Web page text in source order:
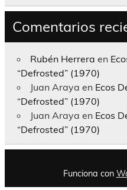
Comentarios
Rubén Herrera en
“Defrosted” (1970)
Juan Araya en Ecos
“Defrosted” (1970)
Juan Araya en Ecos
“Defrosted” (1970)
Funciona con